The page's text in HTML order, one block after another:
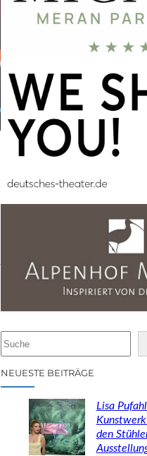
S
u
c
h
NEUESTE BEITRÄGE
Lisa
den